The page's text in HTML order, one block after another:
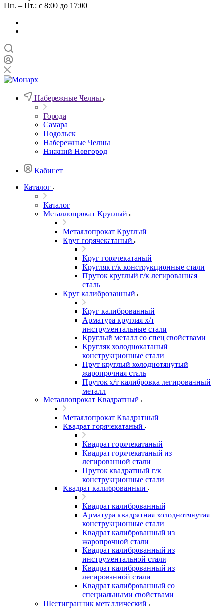
Пн. – Пт.: с 8:00 до 17:00
Набережные Челны
Города
Самара
Подольск
Набережные Челны
Нижний Новгород
Кабинет
Каталог
Каталог
Металлопрокат Круглый
Металлопрокат Круглый
Круг горячекатаный
Круг горячекатаный
Кругляк г/к конструкционные стали
Пруток круглый г/к легированная
сталь
Круг калиброванный
Круг калиброванный
Арматура круглая х/т
инструментальные стали
Круглый металл со спец свойствами
Кругляк холоднокатаный
конструкционные стали
Прут круглый холоднотянутый
жаропрочная сталь
Пруток х/т калибровка легированный
металл
Металлопрокат Квадратный
Металлопрокат Квадратный
Квадрат горячекатаный
Квадрат горячекатаный
Квадрат горячекатаный из
легированной стали
Пруток квадратный г/к
конструкционные стали
Квадрат калиброванный
Квадрат калиброванный
Арматура квадратная холоднотянутая
конструкционные стали
Квадрат калиброванный из
жаропрочной стали
Квадрат калиброванный из
инструментальной стали
Квадрат калиброванный из
легированной стали
Квадрат калиброванный со
специальными свойствами
Шестигранник металлический